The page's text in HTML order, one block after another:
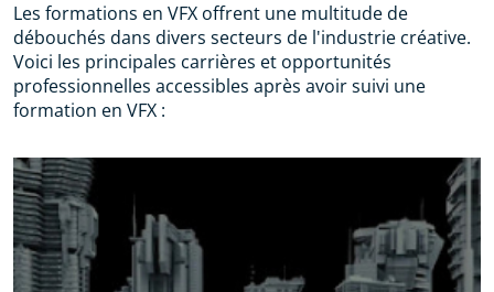
Les formations en VFX offrent une multitude de
débouchés dans divers secteurs de l'industrie créative.
Voici les principales carrières et opportunités
professionnelles accessibles après avoir suivi une
formation en VFX :